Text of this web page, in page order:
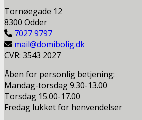
Tornøegade 12
8300 Odder
7027 9797
mail@domibolig.dk
CVR: 3543 2027
Åben for personlig betjening:
Mandag-torsdag 9.30-13.00
Torsdag 15.00-17.00
Fredag lukket for henvendelser